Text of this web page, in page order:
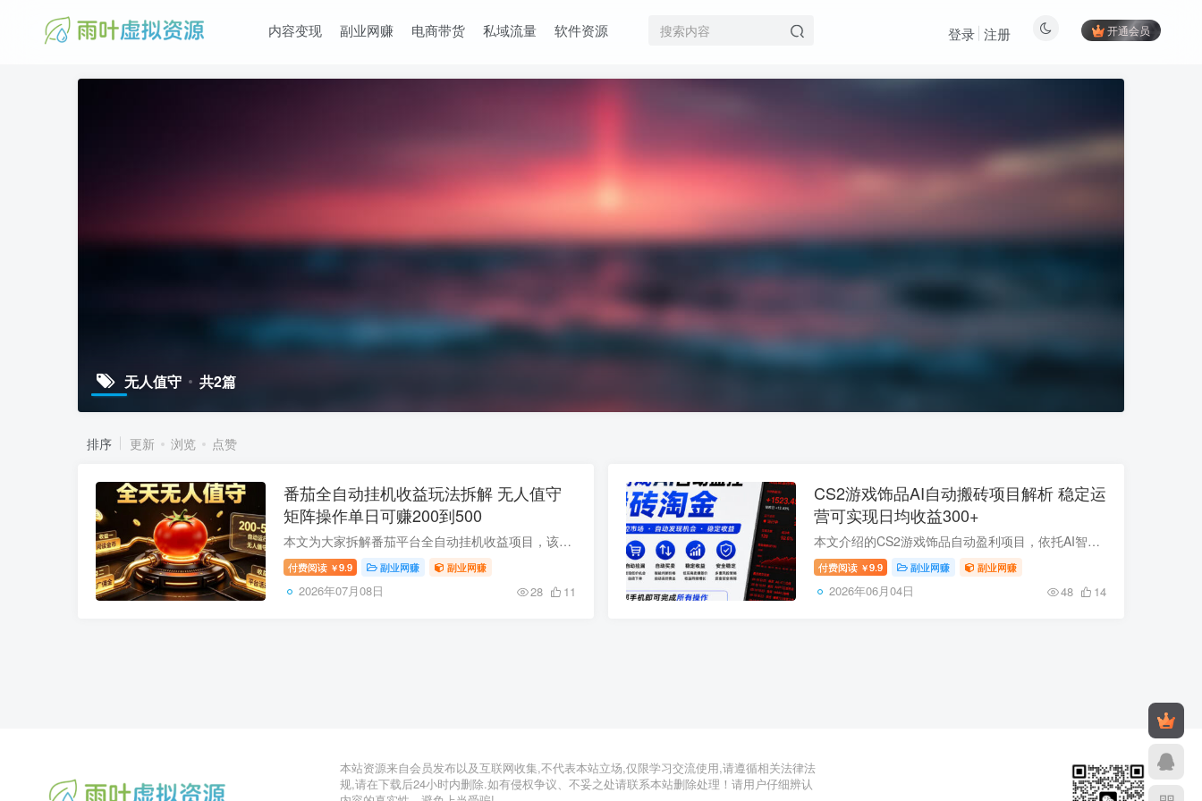
内容变现 副业网赚 电商带货 私域流量 软件资源 开通会员
登录 注册
无人值守 共2篇
排序 更新 浏览 点赞
番茄全自动挂机收益玩法拆解 无人值守
矩阵操作单日可赚200到500
本文为大家拆解番茄平台全自动挂机收益项目，该项目零门槛零操作成本，无需拍摄剪辑视频、引流获客，系统会自动模拟真人阅读听书、完成平台全量任务，24小时无人值守即可稳定跑单。小规模运营5...
付费阅读 ￥9.9 副业网赚 副业网赚
2026年07月08日 28 11
CS2游戏饰品AI自动搬砖项目解析 稳定运
营可实现日均收益300+
本文介绍的CS2游戏饰品自动盈利项目，依托AI智能监控技术抓取市场低价优质饰品，利用饰品磨损度差异与价格波动低买高卖赚取稳定差价，支持双端操作、24小时无人值守，无需盯盘玩游戏，简单配置...
付费阅读 ￥9.9 副业网赚 副业网赚
2026年06月04日 48 14
本站资源来自会员发布以及互联网收集,不代表本站立场,仅限学习交流使用,请遵循相关法律法
规,请在下载后24小时内删除.如有侵权争议、不妥之处请联系本站删除处理！请用户仔细辨认